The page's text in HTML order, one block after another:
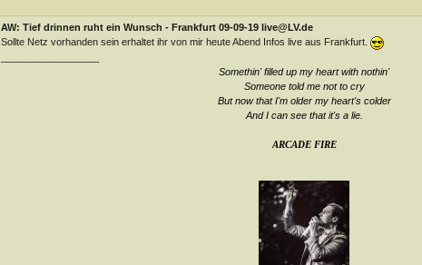
AW: Tief drinnen ruht ein Wunsch - Frankfurt 09-09-19 live@LV.de
Sollte Netz vorhanden sein erhaltet ihr von mir heute Abend Infos live aus Frankfurt.
Somethin' filled up my heart with nothin'
Someone told me not to cry
But now that I'm older my heart's colder
And I can see that it's a lie.
ARCADE FIRE